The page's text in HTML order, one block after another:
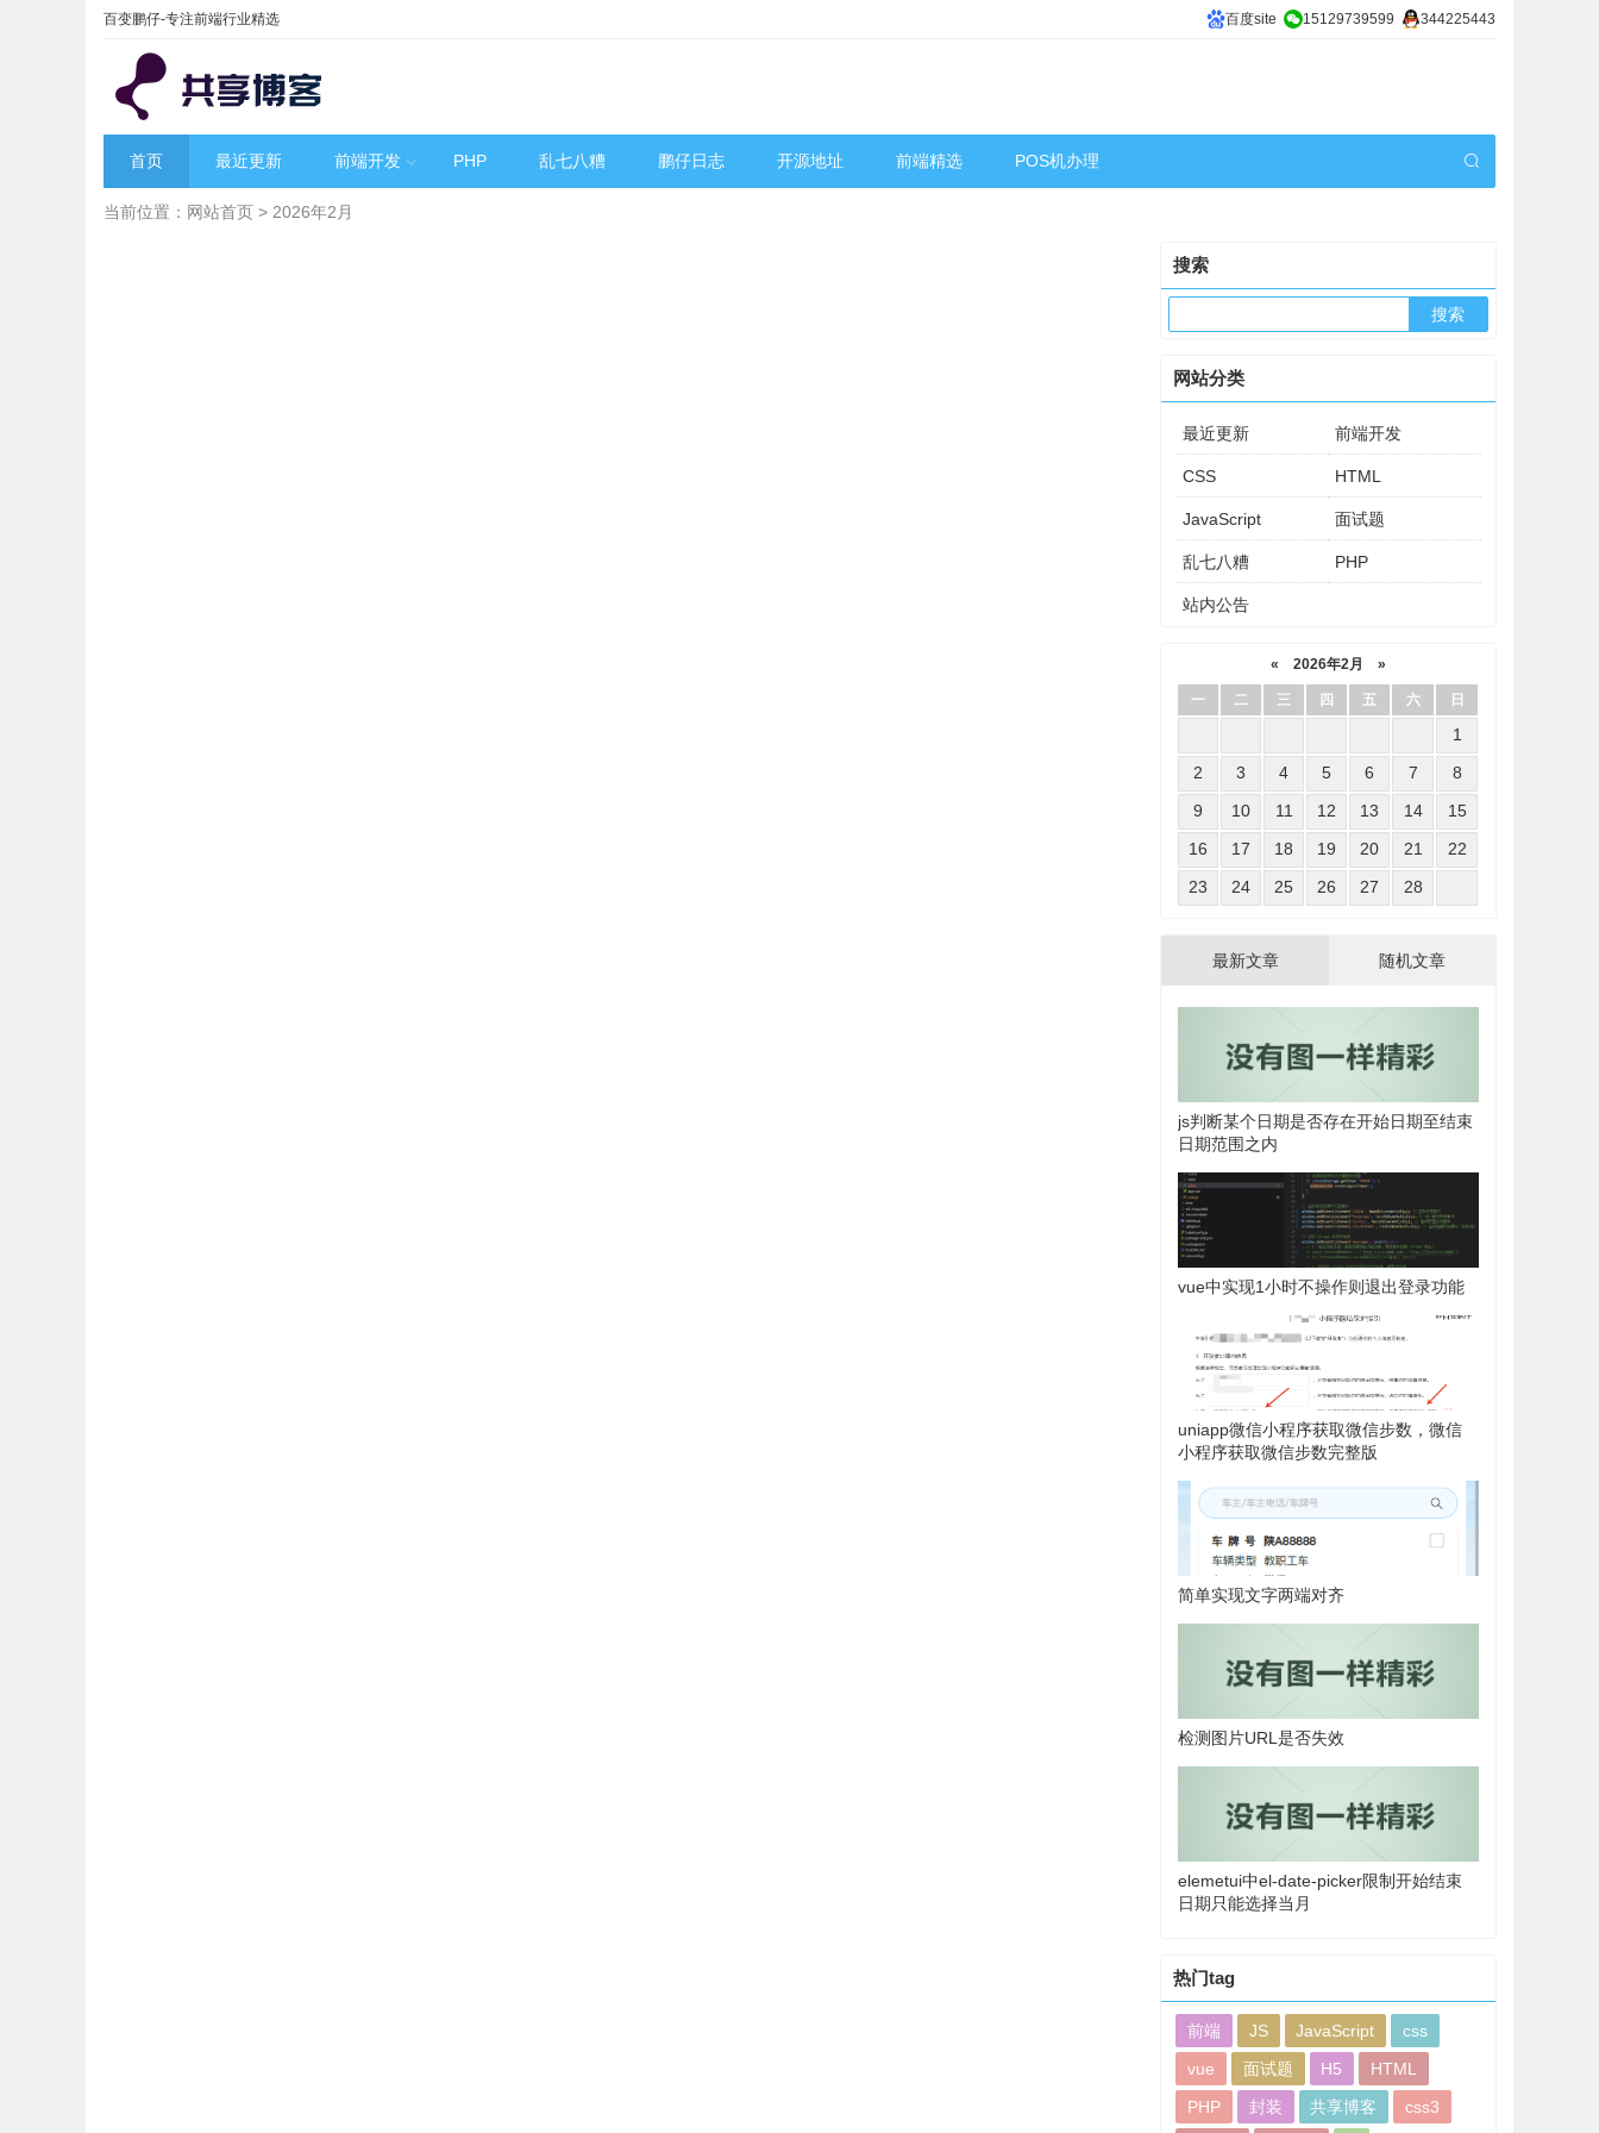
百变鹏仔-专注前端行业精选 百度site 15129739599 344225443
首页 最近更新 前端开发 PHP 乱七八糟 鹏仔日志 开源地址 前端精选 POS机办理
当前位置： 网站首页 > 2026年2月
搜索
网站分类
最近更新 前端开发
CSS HTML
JavaScript 面试题
乱七八糟 PHP
站内公告
« 2026年2月 »
一 二 三 四 五 六 日
1
2
3 4 5 6 7
8
9
10 11 12 13 14
15
16
17 18 19 20 21
22
23
24 25 26 27 28
最新文章 随机文章
js判断某个日期是否存在开始日期至结束
日期范围之内
vue中实现1小时不操作则退出登录功能
uniapp微信小程序获取微信步数，微信
小程序获取微信步数完整版
简单实现文字两端对齐
检测图片URL是否失效
elemetui中el-date-picker限制开始结束
日期只能选择当月
热门tag
前端 JS JavaScript
css
vue
面试题 H5
HTML
PHP
封装 共享博客 css3